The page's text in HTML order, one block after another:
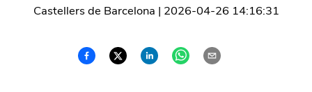
Castellers de Barcelona | 2026-04-26 14:16:31